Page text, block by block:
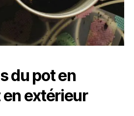
du pot en
extérieur